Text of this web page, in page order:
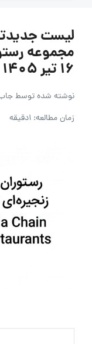
لیست
مجموعه
۱۶ تیر ۱۴۰۵
نوشته شده توسط
زمان مطالعه: 1دقیقه